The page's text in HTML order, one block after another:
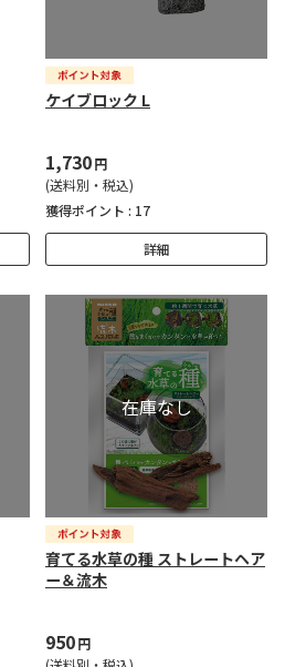
ケイブロック L
1,730円
(送料別・税込)
獲得ポイント : 17
詳細
育てる水草の種 ストレートヘア
ー＆流木
950円